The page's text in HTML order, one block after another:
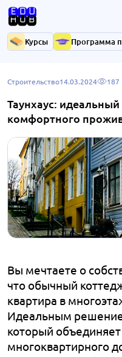
Курсы Программа
Строительство14.03.2024 187
Таунхаус:
комфортного
Вы мечтаете о
что обычный
квартира в
Идеальным
который
многоквартирного